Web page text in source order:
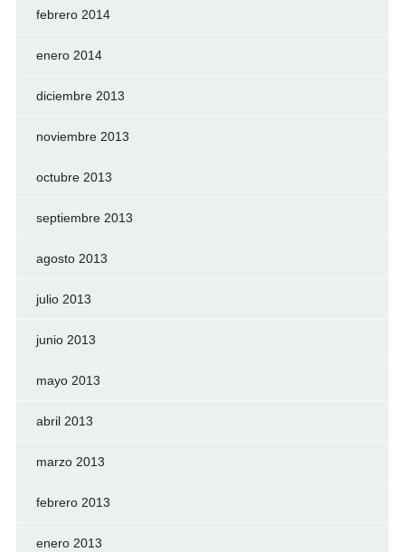
febrero 2014
enero 2014
diciembre 2013
noviembre 2013
octubre 2013
septiembre 2013
agosto 2013
julio 2013
junio 2013
mayo 2013
abril 2013
marzo 2013
febrero 2013
enero 2013